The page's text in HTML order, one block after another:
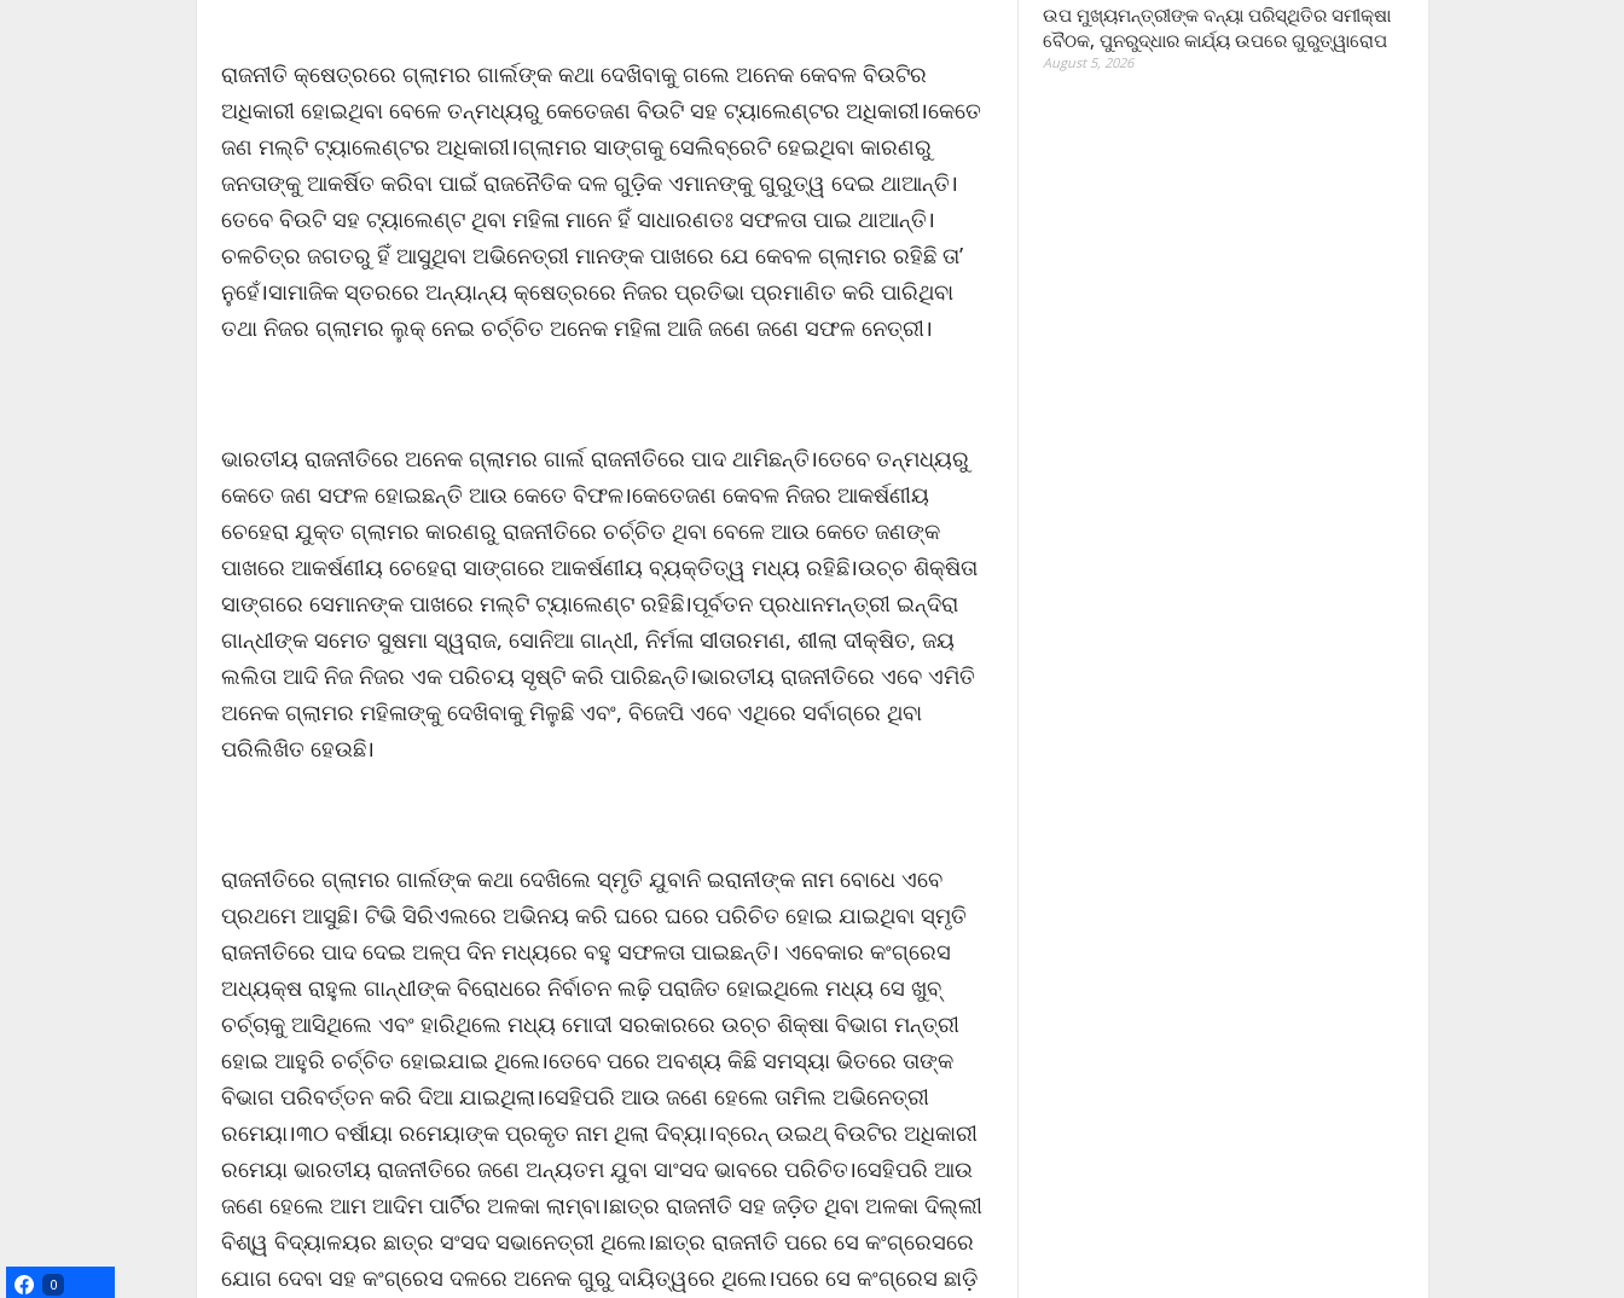
ରାଜନୀତି କ୍ଷେତ୍ରରେ ଗ୍ଲାମର ଗାର୍ଲଙ୍କ କଥା ଦେଖିବାକୁ ଗଲେ ଅନେକ କେବଳ ବିଉଟିର
ଅଧିକାରୀ ହୋଇଥିବା ବେଳେ ତନ୍ମଧ୍ୟରୁ କେତେଜଣ ବିଉଟି ସହ ଟ୍ୟାଲେଣ୍ଟର ଅଧିକାରୀ।କେତେ
ଜଣ ମଲ୍ଟି ଟ୍ୟାଲେଣ୍ଟର ଅଧିକାରୀ।ଗ୍ଲାମର ସାଙ୍ଗକୁ ସେଲିବ୍ରେଟି ହେଇଥିବା କାରଣରୁ
ଜନତାଙ୍କୁ ଆକର୍ଷିତ କରିବା ପାଇଁ ରାଜନୈତିକ ଦଳ ଗୁଡ଼ିକ ଏମାନଙ୍କୁ ଗୁରୁତ୍ୱ ଦେଇ ଥାଆନ୍ତି।
ତେବେ ବିଉଟି ସହ ଟ୍ୟାଲେଣ୍ଟ ଥିବା ମହିଳା ମାନେ ହିଁ ସାଧାରଣତଃ ସଫଳତା ପାଇ ଥାଆନ୍ତି।
ଚଳଚିତ୍ର ଜଗତରୁ ହିଁ ଆସୁଥିବା ଅଭିନେତ୍ରୀ ମାନଙ୍କ ପାଖରେ ଯେ କେବଳ ଗ୍ଲାମର ରହିଛି ତା’
ନୁହେଁ।ସାମାଜିକ ସ୍ତରରେ ଅନ୍ୟାନ୍ୟ କ୍ଷେତ୍ରରେ ନିଜର ପ୍ରତିଭା ପ୍ରମାଣିତ କରି ପାରିଥିବା
ତଥା ନିଜର ଗ୍ଲାମର ଲୁକ୍ ନେଇ ଚର୍ଚ୍ଚିତ ଅନେକ ମହିଳା ଆଜି ଜଣେ ଜଣେ ସଫଳ ନେତ୍ରୀ।
ଭାରତୀୟ ରାଜନୀତିରେ ଅନେକ ଗ୍ଲାମର ଗାର୍ଲ ରାଜନୀତିରେ ପାଦ ଥାମିଛନ୍ତି।ତେବେ ତନ୍ମଧ୍ୟରୁ
କେତେ ଜଣ ସଫଳ ହୋଇଛନ୍ତି ଆଉ କେତେ ବିଫଳ।କେତେଜଣ କେବଳ ନିଜର ଆକର୍ଷଣୀୟ
ଚେହେରା ଯୁକ୍ତ ଗ୍ଲାମର କାରଣରୁ ରାଜନୀତିରେ ଚର୍ଚ୍ଚିତ ଥିବା ବେଳେ ଆଉ କେତେ ଜଣଙ୍କ
ପାଖରେ ଆକର୍ଷଣୀୟ ଚେହେରା ସାଙ୍ଗରେ ଆକର୍ଷଣୀୟ ବ୍ୟକ୍ତିତ୍ୱ ମଧ୍ୟ ରହିଛି।ଉଚ୍ଚ ଶିକ୍ଷିତା
ସାଙ୍ଗରେ ସେମାନଙ୍କ ପାଖରେ ମଲ୍ଟି ଟ୍ୟାଲେଣ୍ଟ ରହିଛି।ପୂର୍ବତନ ପ୍ରଧାନମନ୍ତ୍ରୀ ଇନ୍ଦିରା
ଗାନ୍ଧୀଙ୍କ ସମେତ ସୁଷମା ସ୍ୱରାଜ, ସୋନିଆ ଗାନ୍ଧୀ, ନିର୍ମଳା ସୀତାରମଣ, ଶୀଲା ଦୀକ୍ଷିତ, ଜୟ
ଲଲିତା ଆଦି ନିଜ ନିଜର ଏକ ପରିଚୟ ସୃଷ୍ଟି କରି ପାରିଛନ୍ତି।ଭାରତୀୟ ରାଜନୀତିରେ ଏବେ ଏମିତି
ଅନେକ ଗ୍ଲାମର ମହିଳାଙ୍କୁ ଦେଖିବାକୁ ମିଳୁଛି ଏବଂ, ବିଜେପି ଏବେ ଏଥିରେ ସର୍ବାଗ୍ରେ ଥିବା
ପରିଲିଖିତ ହେଉଛି।
ରାଜନୀତିରେ ଗ୍ଲାମର ଗାର୍ଲଙ୍କ କଥା ଦେଖିଲେ ସ୍ମୃତି ଯୁବାନି ଇରାନୀଙ୍କ ନାମ ବୋଧେ ଏବେ
ପ୍ରଥମେ ଆସୁଛି। ଟିଭି ସିରିଏଲରେ ଅଭିନୟ କରି ଘରେ ଘରେ ପରିଚିତ ହୋଇ ଯାଇଥିବା ସ୍ମୃତି
ରାଜନୀତିରେ ପାଦ ଦେଇ ଅଳ୍ପ ଦିନ ମଧ୍ୟରେ ବହୁ ସଫଳତା ପାଇଛନ୍ତି। ଏବେକାର କଂଗ୍ରେସ
ଅଧ୍ୟକ୍ଷ ରାହୁଲ ଗାନ୍ଧୀଙ୍କ ବିରୋଧରେ ନିର୍ବାଚନ ଲଢ଼ି ପରାଜିତ ହୋଇଥିଲେ ମଧ୍ୟ ସେ ଖୁବ୍
ଚର୍ଚ୍ଚାକୁ ଆସିଥିଲେ ଏବଂ ହାରିଥିଲେ ମଧ୍ୟ ମୋଦୀ ସରକାରରେ ଉଚ୍ଚ ଶିକ୍ଷା ବିଭାଗ ମନ୍ତ୍ରୀ
ହୋଇ ଆହୁରି ଚର୍ଚ୍ଚିତ ହୋଇଯାଇ ଥିଲେ।ତେବେ ପରେ ଅବଶ୍ୟ କିଛି ସମସ୍ୟା ଭିତରେ ତାଙ୍କ
ବିଭାଗ ପରିବର୍ତ୍ତନ କରି ଦିଆ ଯାଇଥିଲା।ସେହିପରି ଆଉ ଜଣେ ହେଲେ ତାମିଲ ଅଭିନେତ୍ରୀ
ରମେୟା।୩୦ ବର୍ଷୀୟା ରମେୟାଙ୍କ ପ୍ରକୃତ ନାମ ଥିଲା ଦିବ୍ୟା।ବ୍ରେନ୍ ଉଇଥ୍ ବିଉଟିର ଅଧିକାରୀ
ରମେୟା ଭାରତୀୟ ରାଜନୀତିରେ ଜଣେ ଅନ୍ୟତମ ଯୁବା ସାଂସଦ ଭାବରେ ପରିଚିତ।ସେହିପରି ଆଉ
ଜଣେ ହେଲେ ଆମ ଆଦିମ ପାର୍ଟିର ଅଳକା ଲାମ୍ବା।ଛାତ୍ର ରାଜନୀତି ସହ ଜଡ଼ିତ ଥିବା ଅଳକା ଦିଲ୍ଲୀ
ବିଶ୍ୱ ବିଦ୍ୟାଳୟର ଛାତ୍ର ସଂସଦ ସଭାନେତ୍ରୀ ଥିଲେ।ଛାତ୍ର ରାଜନୀତି ପରେ ସେ କଂଗ୍ରେସରେ
ଯୋଗ ଦେବା ସହ କଂଗ୍ରେସ ଦଳରେ ଅନେକ ଗୁରୁ ଦାୟିତ୍ୱରେ ଥିଲେ।ପରେ ସେ କଂଗ୍ରେସ ଛାଡ଼ି
ଉପ ମୁଖ୍ୟମନ୍ତ୍ରୀଙ୍କ ବନ୍ୟା ପରିସ୍ଥିତିର ସମୀକ୍ଷା
ବୈଠକ, ପୁନରୁଦ୍ଧାର କାର୍ଯ୍ୟ ଉପରେ ଗୁରୁତ୍ୱାରୋପ
August 5, 2026
0